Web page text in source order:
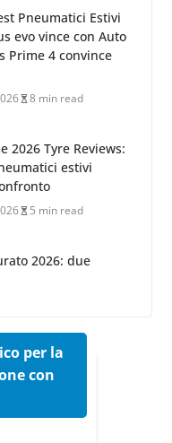
14 min read
2026 Tyre Reviews:
estivi
europei
il salto tecnico del
premium
6 min read
Trofeo RS: per
Sport 4 S – Test
Sport D350 HST
15 min read
per la
con